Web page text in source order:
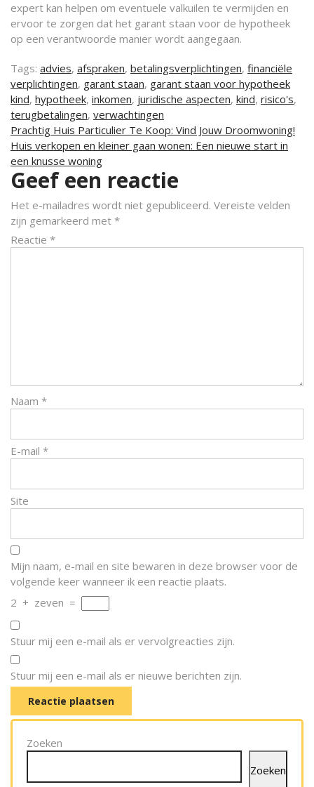
expert kan helpen om eventuele valkuilen te vermijden en
ervoor te zorgen dat het garant staan voor de hypotheek
op een verantwoorde manier wordt aangegaan.
Tags: advies, afspraken, betalingsverplichtingen, financiële
verplichtingen, garant staan, garant staan voor hypotheek
kind, hypotheek, inkomen, juridische aspecten, kind, risico's,
terugbetalingen, verwachtingen
Berichtnavigatie
Prachtig Huis Particulier Te Koop: Vind Jouw Droomwoning!
Huis verkopen en kleiner gaan wonen: Een nieuwe start in
een knusse woning
Geef een reactie
Het e-mailadres wordt niet gepubliceerd. Vereiste velden
zijn gemarkeerd met *
Reactie *
Naam *
E-mail *
Site
Mijn naam, e-mail en site bewaren in deze browser voor de
volgende keer wanneer ik een reactie plaats.
2 + zeven =
Stuur mij een e-mail als er vervolgreacties zijn.
Stuur mij een e-mail als er nieuwe berichten zijn.
Zoeken
Zoeken